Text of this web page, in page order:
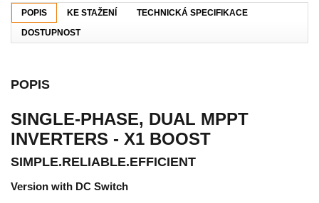
POPIS KE STAŽENÍ
TECHNICKÁ SPECIFIKACE
DOSTUPNOST
POPIS
SINGLE-PHASE, DUAL MPPT
INVERTERS - X1 BOOST
SIMPLE.RELIABLE.EFFICIENT
Version with DC Switch